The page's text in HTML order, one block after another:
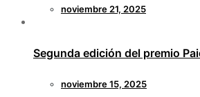
noviembre 21, 2025
Segunda edición del premio
noviembre 15, 2025